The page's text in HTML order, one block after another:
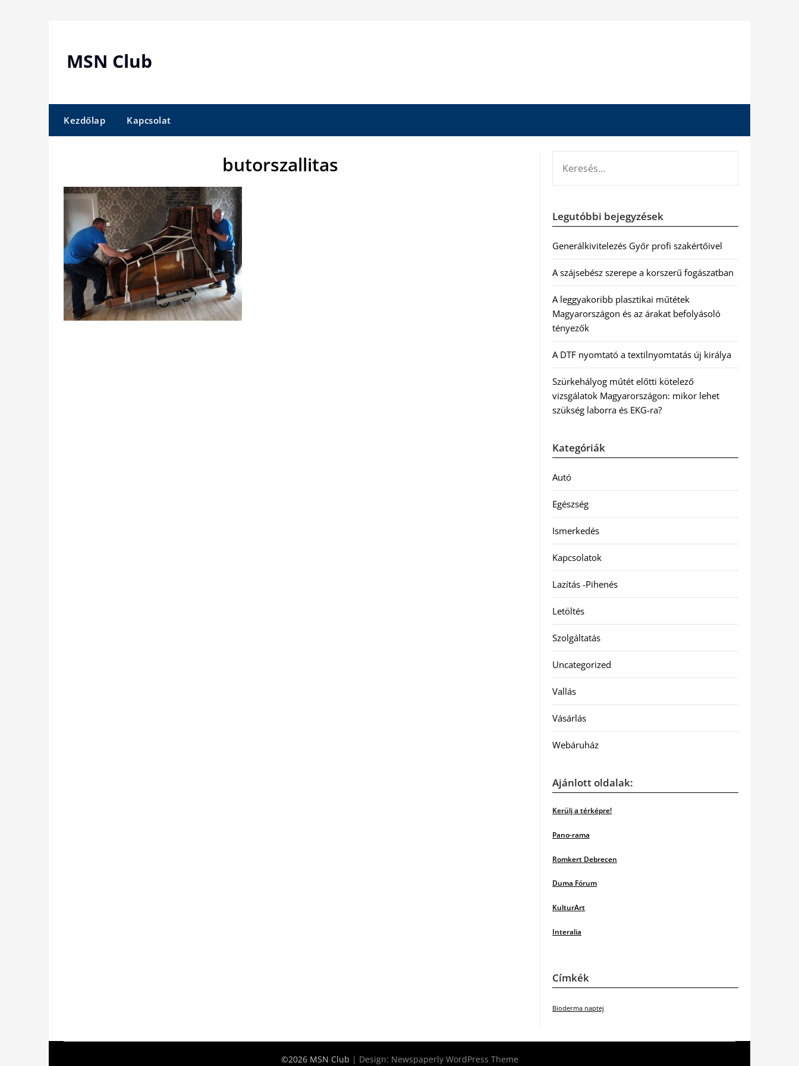
MSN Club
Kezdőlap Kapcsolat
butorszallitas
Legutóbbi bejegyzések
Generálkivitelezés Győr profi szakértőivel
A szájsebész szerepe a korszerű fogászatban
A leggyakoribb plasztikai műtétek
Magyarországon és az árakat befolyásoló
tényezők
A DTF nyomtató a textilnyomtatás új királya
Szürkehályog műtét előtti kötelező
vizsgálatok Magyarországon: mikor lehet
szükség laborra és EKG-ra?
Kategóriák
Autó
Egészség
Ismerkedés
Kapcsolatok
Lazítás -Pihenés
Letöltés
Szolgáltatás
Uncategorized
Vallás
Vásárlás
Webáruház
Ajánlott oldalak:
Kerülj a térképre!
Pano-rama
Romkert Debrecen
Duma Fórum
KulturArt
Interalia
Címkék
Bioderma naptej
©2026 MSN Club | Design: Newspaperly WordPress Theme